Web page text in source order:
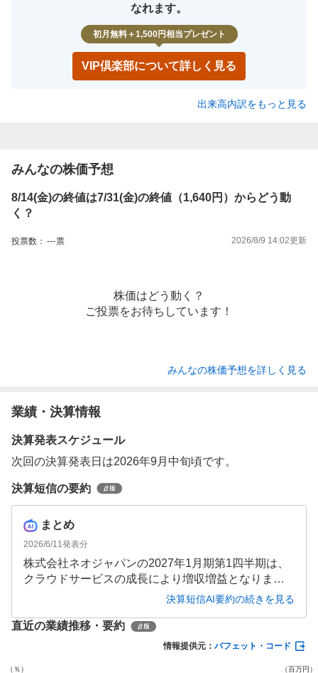
なれます。
初月無料＋1,500円相当プレゼント
VIP倶楽部について詳しく見る
出来高内訳をもっと見る
みんなの株価予想
8/14(金)の終値は7/31(金)の終値（1,640円）からどう動
く？
投票数： ---票 2026/8/9 14:02更新
株価はどう動く？
ご投票をお待ちしています！
みんなの株価予想を詳しく見る
業績・決算情報
決算発表スケジュール
次回の決算発表日は2026年9月中旬頃です。
決算短信の要約
まとめ
2026/6/11発表分
株式会社ネオジャパンの2027年1月期第1四半期は、
クラウドサービスの成長により増収増益となりまし
た。特にdesknet's NEOとAppSuiteのクラウド版が好
利益6.83億円（同6.2％増）を達成しています。通期
予想も増収増益を見込んでおり、クラウドサービス
決算短信AI要約の続きを見る
直近の業績推移・要約
情報提供元： バフェット・コード